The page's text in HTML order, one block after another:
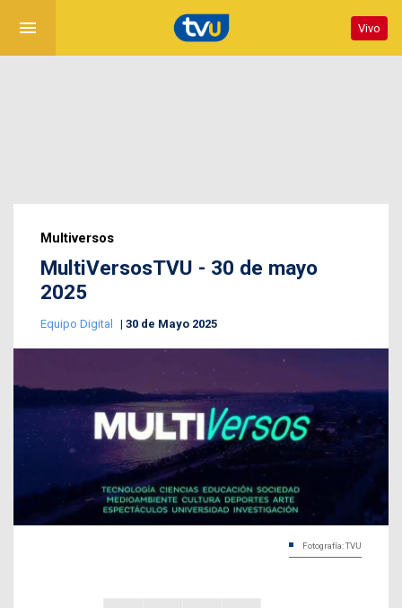
menu Vivo
Multiversos
MultiVersosTVU - 30 de mayo
2025
Equipo Digital 30 de Mayo 2025
Fotografía: TVU